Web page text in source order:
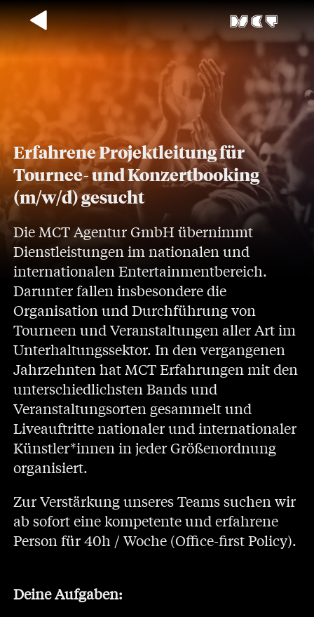
Erfahrene Projektleitung für
Tournee- und Konzertbooking
(m/w/d) gesucht
Die MCT Agentur GmbH übernimmt
Dienstleistungen im nationalen und
internationalen Entertainmentbereich.
Darunter fallen insbesondere die
Organisation und Durchführung von
Tourneen und Veranstaltungen aller Art im
Unterhaltungssektor. In den vergangenen
Jahrzehnten hat MCT Erfahrungen mit den
unterschiedlichsten Bands und
Veranstaltungsorten gesammelt und
Liveauftritte nationaler und internationaler
Künstler*innen in jeder Größenordnung
organisiert.
Zur Verstärkung unseres Teams suchen wir
ab sofort eine kompetente und erfahrene
Person für 40h / Woche (Office-first Policy).
Deine Aufgaben: